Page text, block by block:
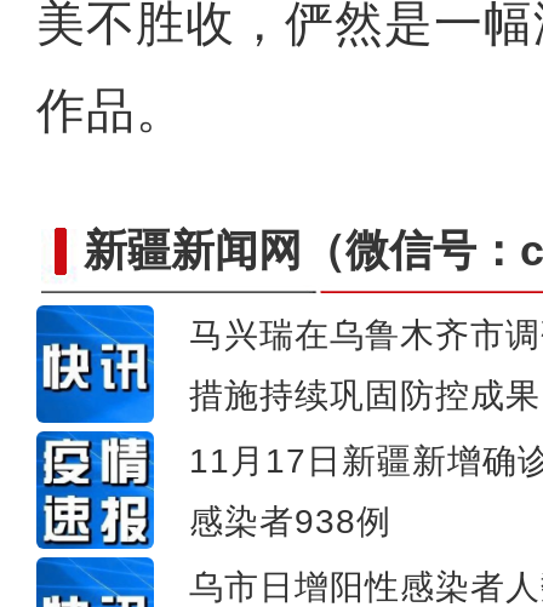
美不胜收，俨然是一
作品。
新疆新闻网 （微信号
马兴瑞在乌鲁木齐市
措施持续巩固防控成
11月17日新疆新增确
感染者938例
乌市日增阳性感染者
【万人说新疆】新疆青年北